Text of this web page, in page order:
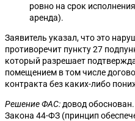
ровно на срок
аренда).
Заявитель указал, что это
противоречит пункту 27
который разрешает
помещением в том числе
контракта без каких-либо
Решение ФАС: довод
Закона 44-ФЗ (принцип